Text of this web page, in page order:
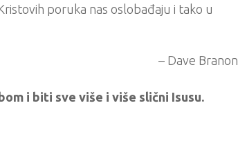
poruka nas oslobađaju i tako u
– Dave Branon
i biti sve više i više slični Isusu.